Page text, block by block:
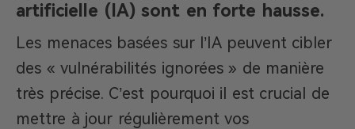
artificielle (IA) sont en forte hausse.
Les menaces basées sur l’IA peuvent cibler
des « vulnérabilités ignorées » de manière
très précise. C’est pourquoi il est crucial de
mettre à jour régulièrement vos